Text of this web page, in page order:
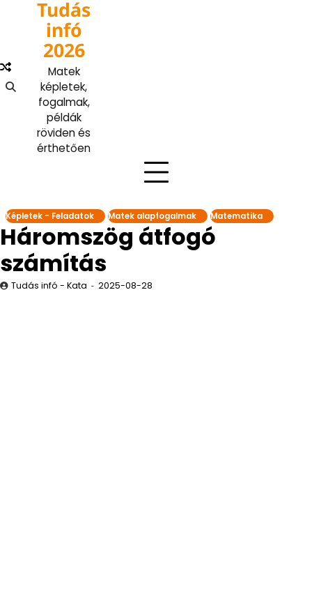
Tudás
infó
2026
Matek
képletek,
fogalmak,
példák
röviden és
érthetően
Képletek - Feladatok Matek alapfogalmak Matematika
Háromszög átfogó
számítás
Tudás infó - Kata 2025-08-28